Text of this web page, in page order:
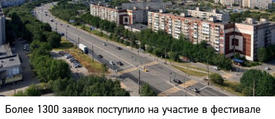
Более 1300 заявок поступило на участие в фестивале